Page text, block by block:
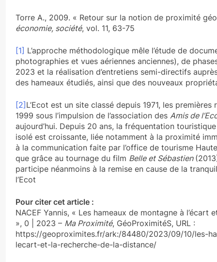
Torre A., 2009. « Retour sur la notion de proximité
économie, société, vol. 11, 63-75
[1] L’approche méthodologique mêle l’étude de
photographies et vues aériennes anciennes), de
2023 et la réalisation d’entretiens semi-directifs
des hameaux étudiés, ainsi que des nouveaux
[2] L’Ecot est un site classé depuis 1971, les
1999 sous l’impulsion de l’association des Amis de
aujourd’hui. Depuis 20 ans, la fréquentation
isolé est croissante, liée notamment à la proximité
à la communication faite par l’office de tourisme
que grâce au tournage du film Belle et Sébastien
participe néanmoins à la remise en cause de la
l’Ecot
Pour citer cet article :
NACEF Yannis, « Les hameaux de montagne à l’écart
», 0 | 2023 – Ma Proximité, GéoProximitéS, URL :
https://geoproximites.fr/ark:/84480/2023/09/10/les-
lecart-et-la-recherche-de-la-distance/